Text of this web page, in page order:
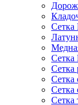
Сетка
Сетка
Сетка
Сетка
Сетка
Сетка